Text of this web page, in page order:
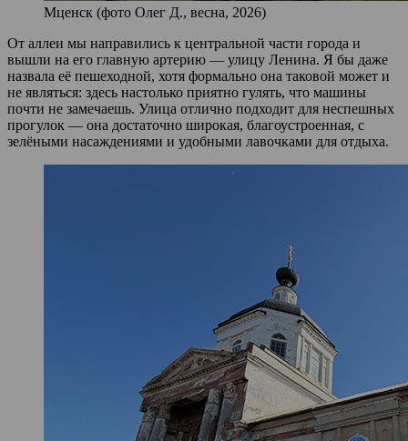
Мценск (фото Олег Д., весна, 2026)
От аллеи мы направились к центральной части города и
вышли на его главную артерию — улицу Ленина. Я бы даже
назвала её пешеходной, хотя формально она таковой может и
не являться: здесь настолько приятно гулять, что машины
почти не замечаешь. Улица отлично подходит для неспешных
прогулок — она достаточно широкая, благоустроенная, с
зелёными насаждениями и удобными лавочками для отдыха.